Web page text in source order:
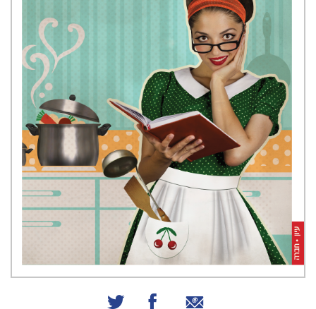
שיתוף באמצעות אימייל
שיתוף בפייסבוק